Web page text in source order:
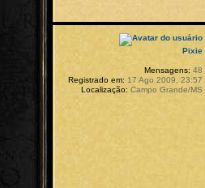
Pixie
Mensagens: 48
Registrado em: 17 Ago 2009, 23:57
Localização: Campo Grande/MS